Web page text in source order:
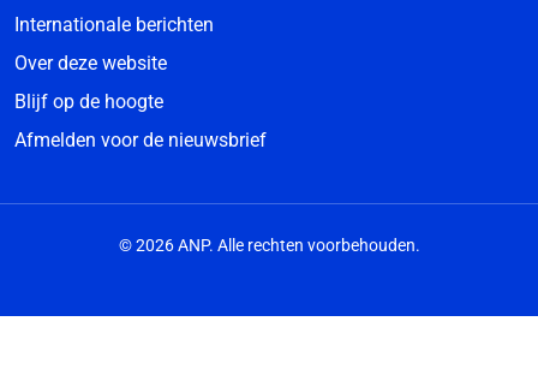
Internationale berichten
Over deze website
Blijf op de hoogte
Afmelden voor de nieuwsbrief
© 2026 ANP. Alle rechten voorbehouden.